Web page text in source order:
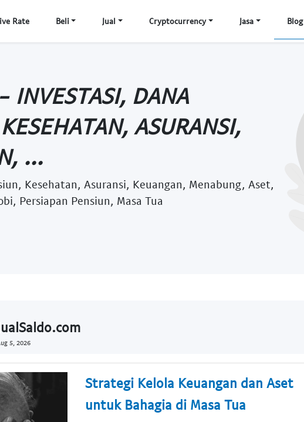
Rate Beli Jual Cryptocurrency Jasa Blog
INVESTASI, DANA
ASURANSI,
...
Kesehatan, Asuransi, Keuangan, Menabung, Aset,
Persiapan Pensiun, Masa Tua
5, 2026
Strategi Kelola Keuangan dan Aset
untuk Bahagia di Masa Tua